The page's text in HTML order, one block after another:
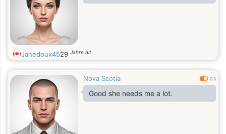
Janedoux4529 Jahre alt
Nova Scotia 0.3
Good she needs me a lot.